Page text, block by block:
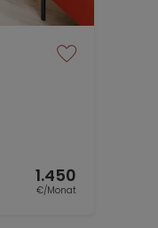
1.450
€/Monat